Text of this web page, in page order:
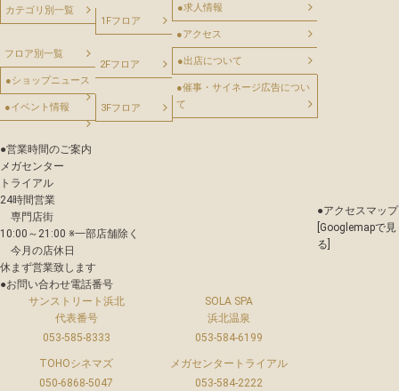
カテゴリ別一覧
フロア別一覧
●ショップニュース
●イベント情報
1Fフロア
2Fフロア
3Fフロア
●求人情報
●アクセス
●出店について
●催事・サイネージ広告につい
て
●営業時間のご案内
メガセンター
トライアル
24時間営業
専門店街
10:00～21:00 ※一部店舗除く
今月の店休日
休まず営業致します
●お問い合わせ電話番号
サンストリート浜北
代表番号
053-585-8333
SOLA SPA
浜北温泉
053-584-6199
TOHOシネマズ
050-6868-5047
メガセンタートライアル
053-584-2222
●アクセスマップ
[Googlemapで見
る]